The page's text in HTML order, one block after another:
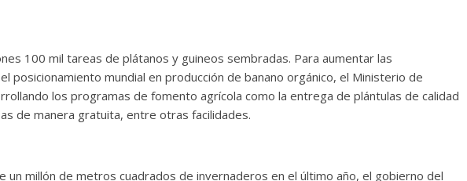
100 mil tareas de plátanos y guineos sembradas. Para aumentar las
posicionamiento mundial en producción de banano orgánico, el Ministerio de
los programas de fomento agrícola como la entrega de plántulas de calidad
de manera gratuita, entre otras facilidades.
un millón de metros cuadrados de invernaderos en el último año, el gobierno del